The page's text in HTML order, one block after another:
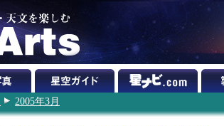
2005年3月